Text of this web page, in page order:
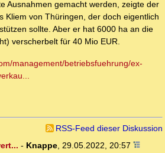
Ausnahmen gemacht werden, zeigte der
Kliem von Thüringen, der doch eigentlich
sollte. Aber er hat 6000 ha an die
verscherbelt für 40 Mio EUR.
management/betriebsfuehrung/ex-
RSS-Feed dieser Diskussion
- Knappe, 29.05.2022, 20:57